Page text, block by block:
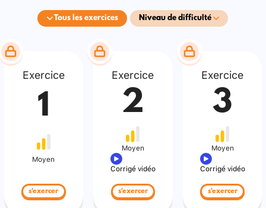
Tous les exercices Niveau de difficulté
Exercice
1
Moyen
s'exercer
Exercice
2
Moyen
Corrigé vidéo
s'exercer
Exercice
3
Moyen
Corrigé vidéo
s'exercer